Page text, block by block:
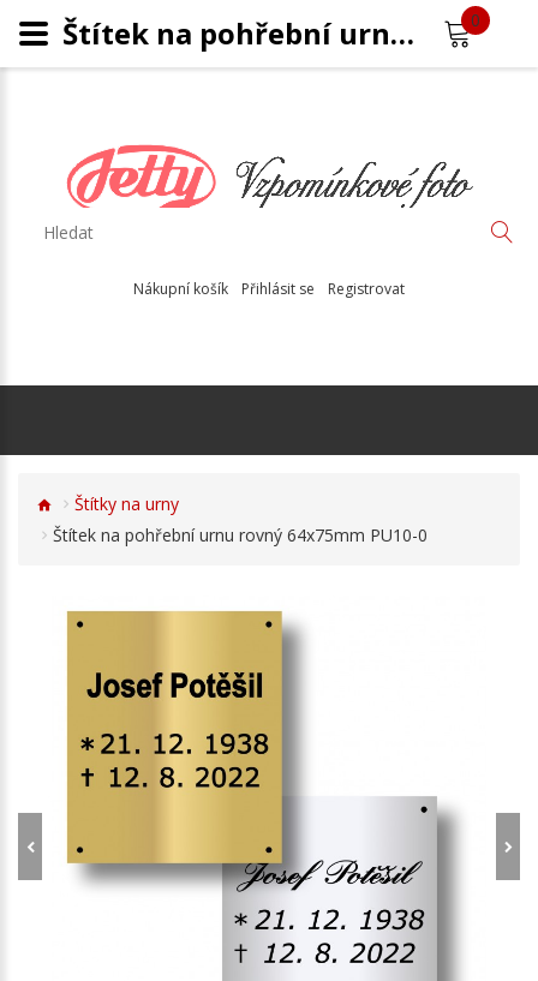
Nákupní košík Přihlásit se Registrovat
0
Štítky na urny
Štítek na pohřební urnu rovný 64x75mm PU10-0
Štítek na pohřební urnu 64x75mm PU10-0